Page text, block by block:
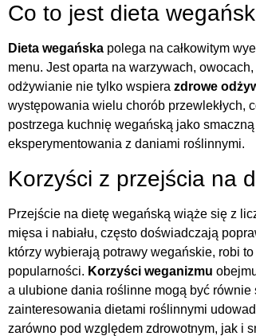
Co to jest dieta
Dieta wegańska polega na całkowitym
menu. Jest oparta na warzywach,
odżywianie nie tylko wspiera zdrowe
występowania wielu chorób przewlekłych,
postrzega kuchnię wegańską jako
eksperymentowania z daniami roślinnymi.
Korzyści z przejścia na
Przejście na dietę wegańską wiąże się z
mięsa i nabiału, często doświadczają
którzy wybierają potrawy wegańskie, robi
popularności. Korzyści weganizmu
a ulubione dania roślinne mogą być
zainteresowania dietami roślinnymi
zarówno pod względem zdrowotnym, jak i